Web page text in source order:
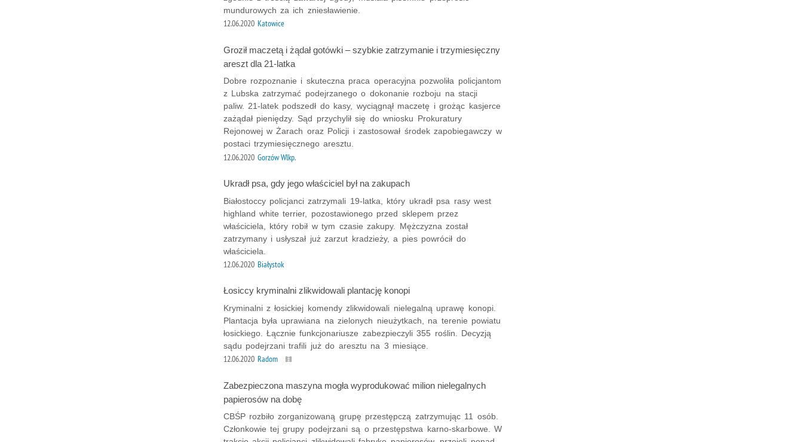
mundurowych za ich zniesławienie.
12.06.2020 Katowice
Groził maczetą i żądał gotówki – szybkie zatrzymanie i trzymiesięczny
areszt dla 21-latka
Dobre rozpoznanie i skuteczna praca operacyjna pozwoliła policjantom
z Lubska zatrzymać podejrzanego o dokonanie rozboju na stacji
paliw. 21-latek podszedł do kasy, wyciągnął maczetę i grożąc kasjerce
zażądał pieniędzy. Sąd przychylił się do wniosku Prokuratury
Rejonowej w Żarach oraz Policji i zastosował środek zapobiegawczy w
postaci trzymiesięcznego aresztu.
12.06.2020 Gorzów Wlkp.
Ukradł psa, gdy jego właściciel był na zakupach
Białostoccy policjanci zatrzymali 19-latka, który ukradł psa rasy west
highland white terrier, pozostawionego przed sklepem przez
właściciela, który robił w tym czasie zakupy. Mężczyzna został
zatrzymany i usłyszał już zarzut kradzieży, a pies powrócił do
właściciela.
12.06.2020 Białystok
Łosiccy kryminalni zlikwidowali plantację konopi
Kryminalni z łosickiej komendy zlikwidowali nielegalną uprawę konopi.
Plantacja była uprawiana na zielonych nieużytkach, na terenie powiatu
łosickiego. Łącznie funkcjonariusze zabezpieczyli 355 roślin. Decyzją
sądu podejrzani trafili już do aresztu na 3 miesiące.
12.06.2020 Radom
Zabezpieczona maszyna mogła wyprodukować milion nielegalnych
papierosów na dobę
CBŚP rozbiło zorganizowaną grupę przestępczą zatrzymując 11 osób.
Członkowie tej grupy podejrzani są o przestępstwa karno-skarbowe. W